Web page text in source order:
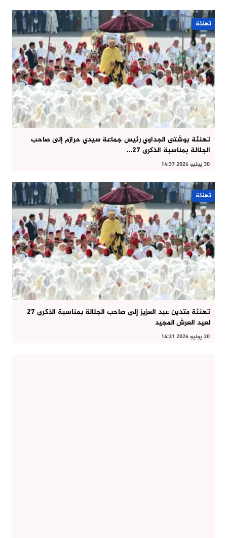
تهنئة
تهنئة بوشتى الجداوي رئيس جماعة سيدي حرازم إلى صاحب
الجلالة بمناسبة الذكرى 27…
30 يوليو 2026 14:37
تهنئة
تهنئة متدين عبد العزيز إلى صاحب الجلالة بمناسبة الذكرى 27
لعيد العرش المجيد
30 يوليو 2026 14:31